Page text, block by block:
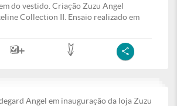
do vestido. Criação Zuzu Angel
Collection II. Ensaio realizado em
Angel em inauguração da loja Zuzu